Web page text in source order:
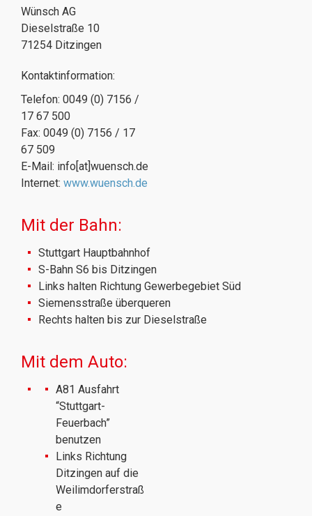
Wünsch AG
Dieselstraße 10
71254 Ditzingen
Kontaktinformation:
Telefon: 0049 (0) 7156 /
17 67 500
Fax: 0049 (0) 7156 / 17
67 509
E-Mail: info[at]wuensch.de
Internet: www.wuensch.de
Mit der Bahn:
Stuttgart Hauptbahnhof
S-Bahn S6 bis Ditzingen
Links halten Richtung Gewerbegebiet Süd
Siemensstraße überqueren
Rechts halten bis zur Dieselstraße
Mit dem Auto:
A81 Ausfahrt
“Stuttgart-
Feuerbach”
benutzen
Links Richtung
Ditzingen auf die
Weilimdorferstraß
e